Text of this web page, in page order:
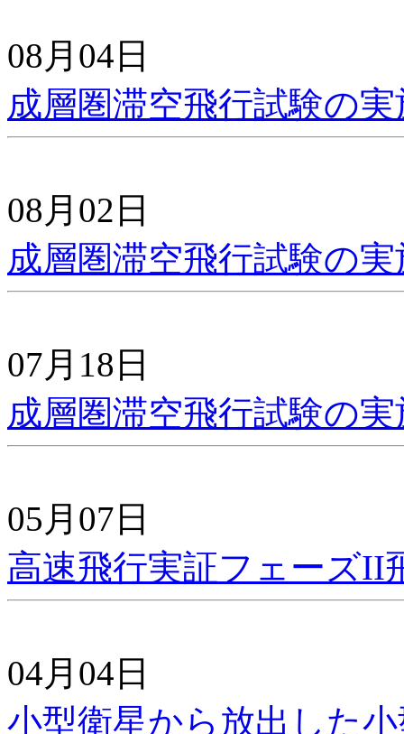
08月04日
成層圏滞空飛行試験の
08月02日
成層圏滞空飛行試験の
07月18日
成層圏滞空飛行試験の
05月07日
高速飛行実証フェーズII
04月04日
小型衛星から放出した